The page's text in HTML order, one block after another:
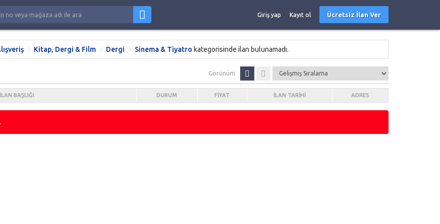
Giriş yap Kayıt ol Ücretsiz İlan Ver
Kitap, Dergi & Film Dergi Sinema & Tiyatro kategorisinde ilan bulunamadı.
Görünüm
İLAN BAŞLIĞI DURUM FIYAT İLAN TARIHI ADRES